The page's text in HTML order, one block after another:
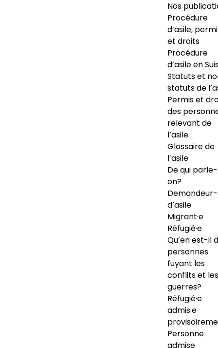
Nos
Procédure
d’asile,
et droits
Procédure
d’asile en
Statuts et
statuts de
Permis et
des
relevant de
l’asile
Glossaire de
l’asile
De qui
on?
d’asile
Migrant·e
Réfugié·e
Qu’en est-il
personnes
fuyant les
conflits et les
guerres?
Réfugié·e
admis·e
Personne
admise